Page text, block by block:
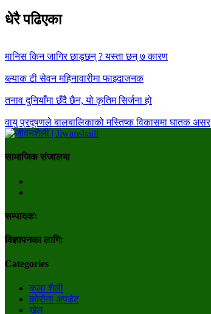
धेरै पढिएका
मानिस किन जागिर छाड्छन् ? यस्ता छन् ७ कारण
ब्ल्याक टी सेवन महिनावारीमा फाइदाजनक
तनाव दुनियाँमा छँदै छैन, यो कृतिम सिर्जना हो
वायु प्रदूषणले बालबालिकाको मस्तिष्क विकासमा घातक असर
सामाजिक संजालमा
सम्पादकः
विज्ञापनका लागिः
Categories
कला शैली
कोरोना अपडेट
खेल